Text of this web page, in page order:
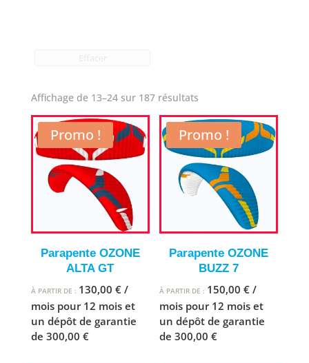
Affichage de 13–24 sur 187 résultats
Promo !
Parapente OZONE
ALTA GT
À PARTIR DE : 130,00 € /
mois pour 12 mois et
un dépôt de garantie
de 300,00 €
Promo !
Parapente OZONE
BUZZ 7
À PARTIR DE : 150,00€ /
mois pour 12 mois et
un dépôt de garantie
de300,00€